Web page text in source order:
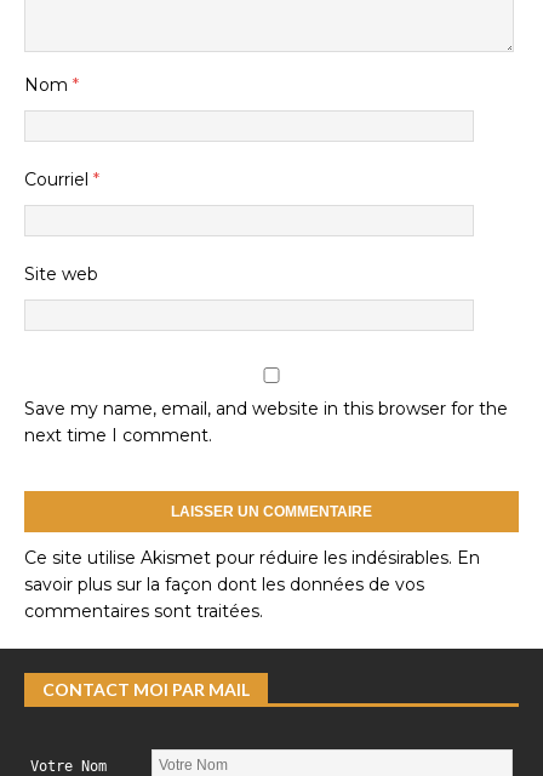
Nom *
Courriel *
Site web
Save my name, email, and website in this browser for the
next time I comment.
Ce site utilise Akismet pour réduire les indésirables. En
savoir plus sur la façon dont les données de vos
commentaires sont traitées.
CONTACT MOI PAR MAIL
Votre Nom